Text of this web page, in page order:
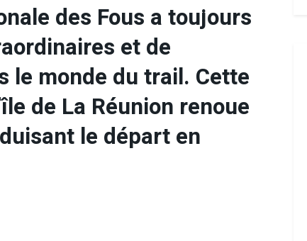
des Fous a toujours
et de
le monde du trail. Cette
de La Réunion renoue
le départ en